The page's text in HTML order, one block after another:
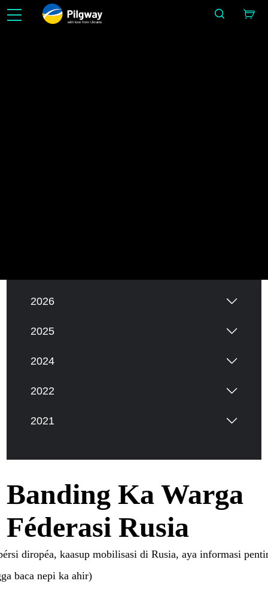
with love from Ukraine
2026
2025
2024
2022
2021
Banding Ka Warga
Féderasi Rusia
diropéa, kaasup mobilisasi di Rusia, aya informasi
baca nepi ka ahir)